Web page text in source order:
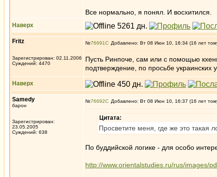
Все нормально, я понял. И восхитился.
Наверх
Fritz
Зарегистрирован: 02.11.2006
Суждений: 4470
№76691 Добавлено: Вт 08 Июн 10, 16:34 (16 лет
Пусть Ринпоче, сам или с помощью
подтверждение, по просьбе
Наверх
Samedy
барон
Зарегистрирован:
23.05.2005
Суждений: 638
№76692 Добавлено: Вт 08 Июн 10, 16:37 (16 лет
Цитата:
Просветите меня, где же это такая
По буддийской логике - для особо
http://www.orientalstudies.ru/rus/images/